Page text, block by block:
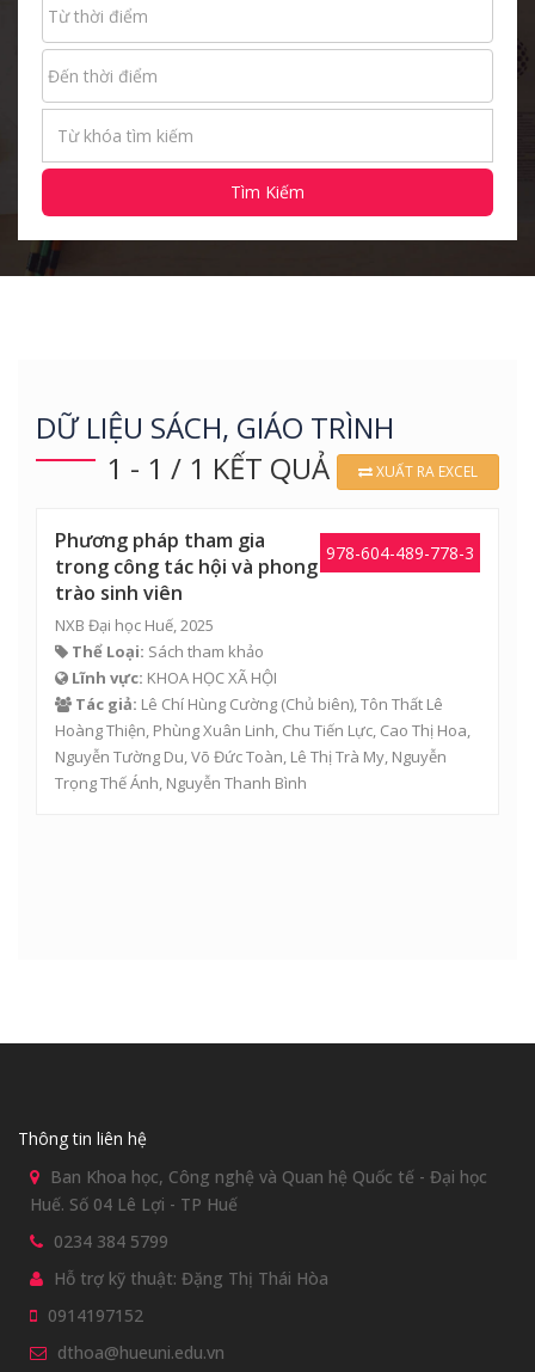
Tìm Kiếm
DỮ LIỆU SÁCH, GIÁO TRÌNH
1 - 1 / 1 KẾT QUẢ
XUẤT RA EXCEL
978-604-489-778-3
Phương pháp tham gia
trong công tác hội và phong
trào sinh viên
NXB Đại học Huế, 2025
Thể Loại: Sách tham khảo
Lĩnh vực: KHOA HỌC XÃ HỘI
Tác giả: Lê Chí Hùng Cường (Chủ biên),Tôn Thất Lê
Hoàng Thiện, Phùng Xuân Linh, Chu Tiến Lực, Cao Thị Hoa,
Nguyễn Tường Du,Võ Đức Toàn, Lê Thị Trà My, Nguyễn
Trọng Thế Ánh, Nguyễn Thanh Bình
Thông tin liên hệ
Ban Khoa học, Công nghệ và Quan hệ Quốc tế - Đại học
Huế. Số 04 Lê Lợi - TP Huế
0234 384 5799
Hỗ trợ kỹ thuật: Đặng Thị Thái Hòa
0914197152
dthoa@hueuni.edu.vn